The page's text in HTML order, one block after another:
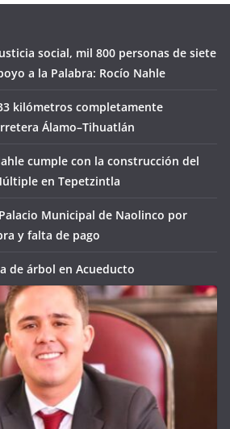
social, mil 800 personas de siete
a la Palabra: Rocío Nahle
kilómetros completamente
Álamo–Tihuatlán
cumple con la construcción del
en Tepetzintla
Municipal de Naolinco por
y falta de pago
de árbol en Acueducto